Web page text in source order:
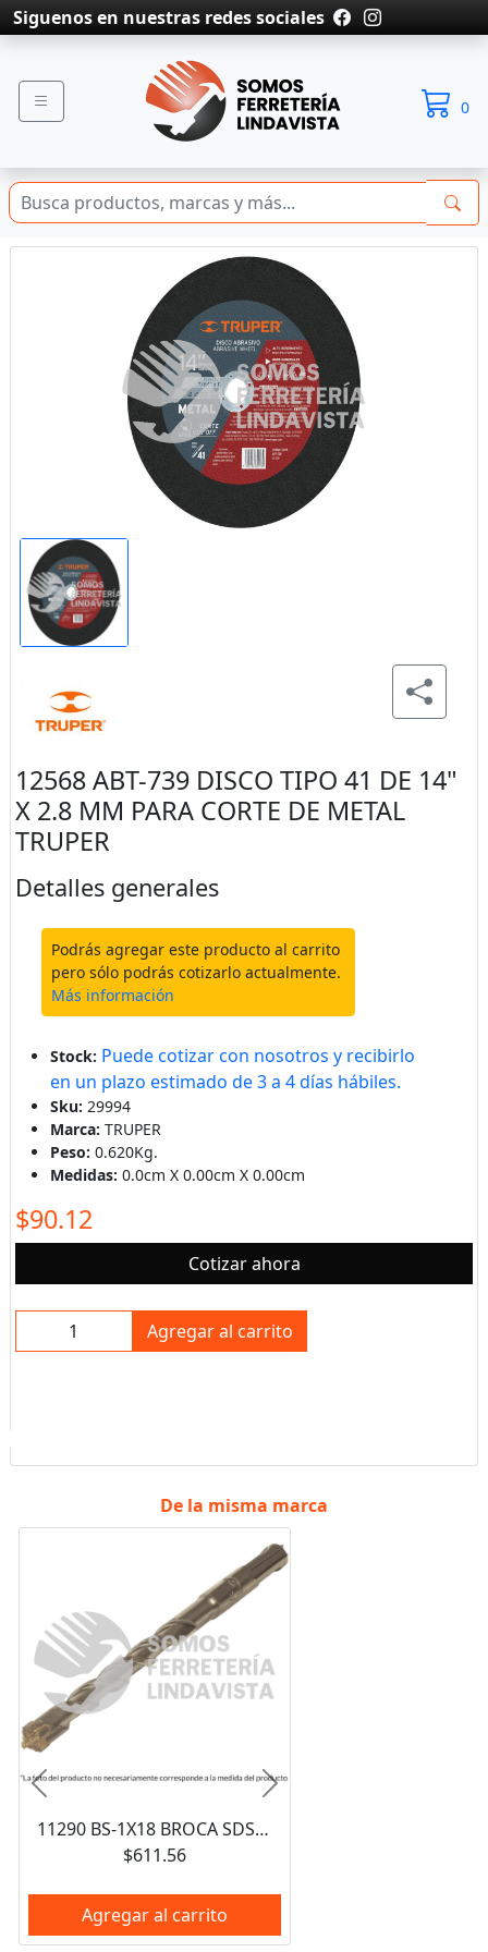
Siguenos en nuestras redes sociales
0
12568 ABT-739 DISCO TIPO 41 DE 14"
X 2.8 MM PARA CORTE DE METAL
TRUPER
Detalles generales
Podrás agregar este producto al carrito
pero sólo podrás cotizarlo actualmente.
Más información
Stock: Puede cotizar con nosotros y recibirlo
en un plazo estimado de 3 a 4 días hábiles.
Sku: 29994
Marca: TRUPER
Peso: 0.620Kg.
Medidas: 0.0cm X 0.00cm X 0.00cm
$90.12
Cotizar ahora
Agregar al carrito
De la misma marca
11290 BS-1X18 BROCA SDS PLUS 1 X 18" TRUPER
$611.56
Agregar al carrito
Anterior Siguiente